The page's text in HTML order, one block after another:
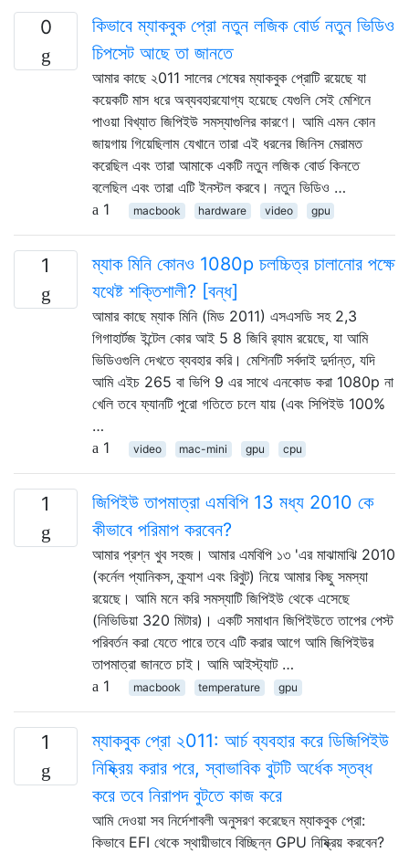
0
কিভাবে ম্যাকবুক প্রো নতুন লজিক বোর্ড নতুন ভিডিও
চিপসেট আছে তা জানতে
আমার কাছে ২011 সালের শেষের ম্যাকবুক প্রোটি রয়েছে যা
কয়েকটি মাস ধরে অব্যবহারযোগ্য হয়েছে যেগুলি সেই মেশিনে
পাওয়া বিখ্যাত জিপিইউ সমস্যাগুলির কারণে। আমি এমন কোন
জায়গায় গিয়েছিলাম যেখানে তারা এই ধরনের জিনিস মেরামত
করেছিল এবং তারা আমাকে একটি নতুন লজিক বোর্ড কিনতে
বলেছিল এবং তারা এটি ইনস্টল করবে। নতুন ভিডিও …
1
macbook hardware video gpu
1
ম্যাক মিনি কোনও 1080p চলচ্চিত্র চালানোর পক্ষে
যথেষ্ট শক্তিশালী? [বন্ধ]
আমার কাছে ম্যাক মিনি (মিড 2011) এসএসডি সহ 2,3
গিগাহার্টজ ইন্টেল কোর আই 5 8 জিবি র‌্যাম রয়েছে, যা আমি
ভিডিওগুলি দেখতে ব্যবহার করি। মেশিনটি সর্বদাই দুর্দান্ত, যদি
আমি এইচ 265 বা ভিপি 9 এর সাথে এনকোড করা 1080p না
খেলি তবে ফ্যানটি পুরো গতিতে চলে যায় (এবং সিপিইউ 100%
…
1
video mac-mini gpu cpu
1
জিপিইউ তাপমাত্রা এমবিপি 13 মধ্য 2010 কে
কীভাবে পরিমাপ করবেন?
আমার প্রশ্ন খুব সহজ। আমার এমবিপি ১৩ 'এর মাঝামাঝি 2010
(কর্নেল প্যানিকস, ক্র্যাশ এবং রিবুট) নিয়ে আমার কিছু সমস্যা
রয়েছে। আমি মনে করি সমস্যাটি জিপিইউ থেকে এসেছে
(নিভিডিয়া 320 মিটার)। একটি সমাধান জিপিইউতে তাপের পেস্ট
পরিবর্তন করা যেতে পারে তবে এটি করার আগে আমি জিপিইউর
তাপমাত্রা জানতে চাই। আমি আইস্ট্যাট …
1
macbook temperature gpu
1
ম্যাকবুক প্রো ২011: আর্চ ব্যবহার করে ডিজিপিইউ
নিষ্ক্রিয় করার পরে, স্বাভাবিক বুটটি অর্ধেক স্তব্ধ
করে তবে নিরাপদ বুটতে কাজ করে
আমি দেওয়া সব নির্দেশাবলী অনুসরণ করেছেন ম্যাকবুক প্রো:
কিভাবে EFI থেকে স্থায়ীভাবে বিচ্ছিন্ন GPU নিষ্ক্রিয় করবেন?